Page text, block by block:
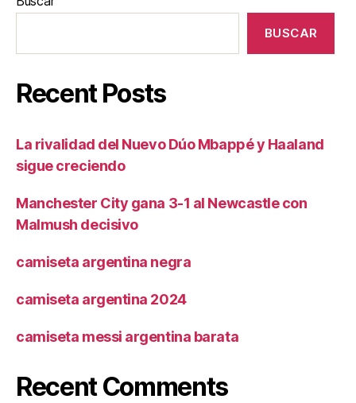
BUSCAR
Recent Posts
La rivalidad del Nuevo Dúo Mbappé y Haaland
sigue creciendo
Manchester City gana 3-1 al Newcastle con
Malmush decisivo
camiseta argentina negra
camiseta argentina 2024
camiseta messi argentina barata
Recent Comments